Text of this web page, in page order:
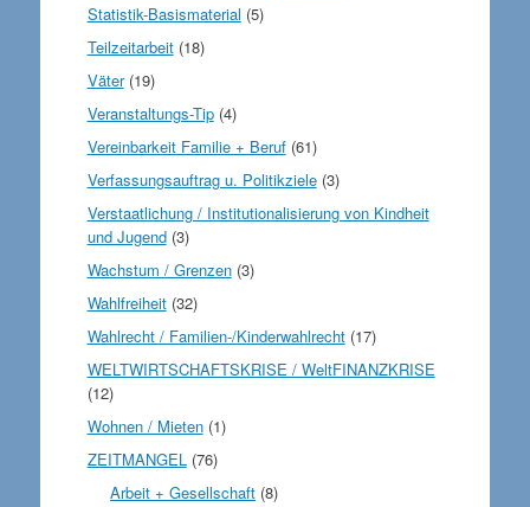
Statistik-Basismaterial (5)
Teilzeitarbeit(18)
Väter(19)
Veranstaltungs-Tip(4)
Vereinbarkeit Familie + Beruf(61)
Verfassungsauftrag u. Politikziele(3)
Verstaatlichung / Institutionalisierung von Kindheit
und Jugend(3)
Wachstum / Grenzen(3)
Wahlfreiheit(32)
Wahlrecht / Familien-/Kinderwahlrecht(17)
WELTWIRTSCHAFTSKRISE / WeltFINANZKRISE
(12)
Wohnen / Mieten(1)
ZEITMANGEL (76)
Arbeit + Gesellschaft (8)